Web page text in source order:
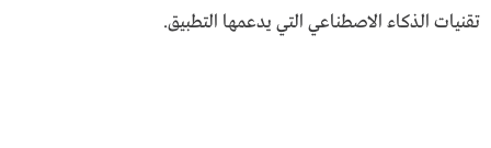
تقنيات الذكاء الاصطناعي التي يدعمها التطبيق.